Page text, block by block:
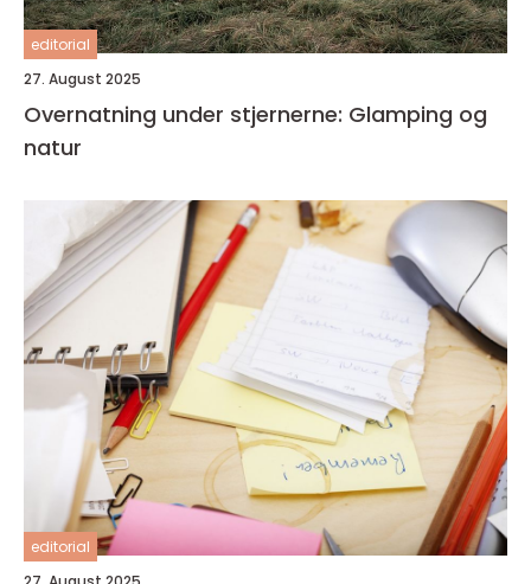
editorial
27. August 2025
Overnatning under stjernerne: Glamping og
natur
editorial